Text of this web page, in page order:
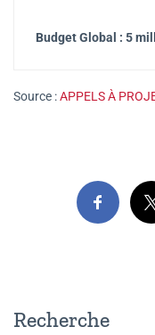
Budget Global : 5
Source :APPELS À
Recherche